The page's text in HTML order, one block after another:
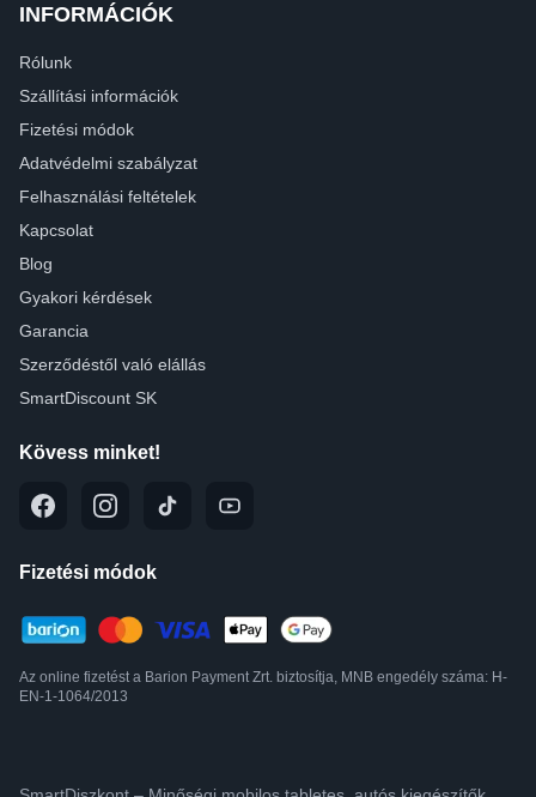
INFORMÁCIÓK
Rólunk
Szállítási információk
Fizetési módok
Adatvédelmi szabályzat
Felhasználási feltételek
Kapcsolat
Blog
Gyakori kérdések
Garancia
Szerződéstől való elállás
SmartDiscount SK
Kövess minket!
Fizetési módok
Az online fizetést a Barion Payment Zrt. biztosítja, MNB engedély száma: H-
EN-1-1064/2013